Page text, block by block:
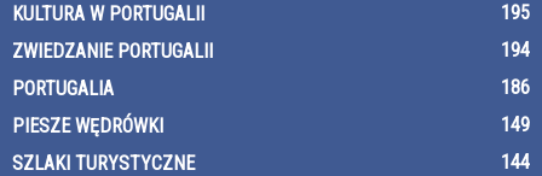
KULTURA W PORTUGALII
195
ZWIEDZANIE PORTUGALII
194
PORTUGALIA
186
PIESZE WĘDRÓWKI
149
SZLAKI TURYSTYCZNE
144